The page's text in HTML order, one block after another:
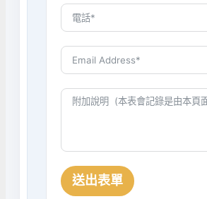
送出表單